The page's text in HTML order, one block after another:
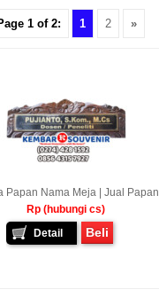
1 of 2: 1 2 »
Papan Nama Meja | Jual Papan
Rp (hubungi cs)
Detail
Beli